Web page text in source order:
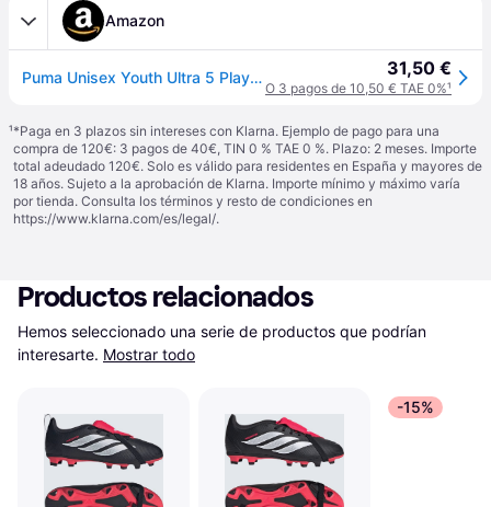
Amazon
Puma Unisex Youth Ultra 5 Play FG/AG JR Soccer Shoe, Puma Black-Puma White, 37 EU 31,50 €
O 3 pagos de 10,50 € TAE 0%¹
¹*Paga en 3 plazos sin intereses con Klarna. Ejemplo de pago para una
compra de 120€: 3 pagos de 40€, TIN 0 % TAE 0 %. Plazo: 2 meses. Importe
total adeudado 120€. Solo es válido para residentes en España y mayores de
18 años. Sujeto a la aprobación de Klarna. Importe mínimo y máximo varía
por tienda. Consulta los términos y resto de condiciones en
https://www.klarna.com/es/legal/.
Productos relacionados
Hemos seleccionado una serie de productos que podrían
interesarte. Mostrar todo
-15%